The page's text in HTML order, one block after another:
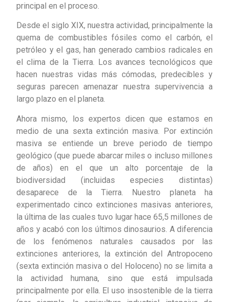
principal en el proceso.
Desde el siglo XIX, nuestra actividad, principalmente la
quema de combustibles fósiles como el carbón, el
petróleo y el gas, han generado cambios radicales en
el clima de la Tierra. Los avances tecnológicos que
hacen nuestras vidas más cómodas, predecibles y
seguras parecen amenazar nuestra supervivencia a
largo plazo en el planeta.
Ahora mismo, los expertos dicen que estamos en
medio de una sexta extinción masiva. Por extinción
masiva se entiende un breve periodo de tiempo
geológico (que puede abarcar miles o incluso millones
de años) en el que un alto porcentaje de la
biodiversidad (incluidas especies distintas)
desaparece de la Tierra. Nuestro planeta ha
experimentado cinco extinciones masivas anteriores,
la última de las cuales tuvo lugar hace 65,5 millones de
años y acabó con los últimos dinosaurios. A diferencia
de los fenómenos naturales causados por las
extinciones anteriores, la extinción del Antropoceno
(sexta extinción masiva o del Holoceno) no se limita a
la actividad humana, sino que está impulsada
principalmente por ella. El uso insostenible de la tierra